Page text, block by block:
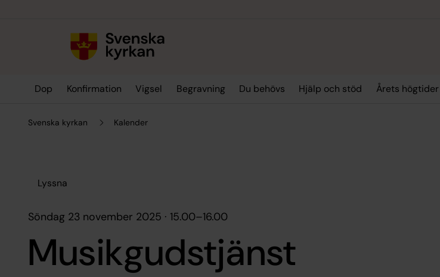
Dop Konfirmation Vigsel Begravning Du behövs Hjälp och stöd Årets högtider
Svenska kyrkan Kalender
Lyssna
söndag 23 november 2025 · 15.00–16.00
Musikgudstjänst